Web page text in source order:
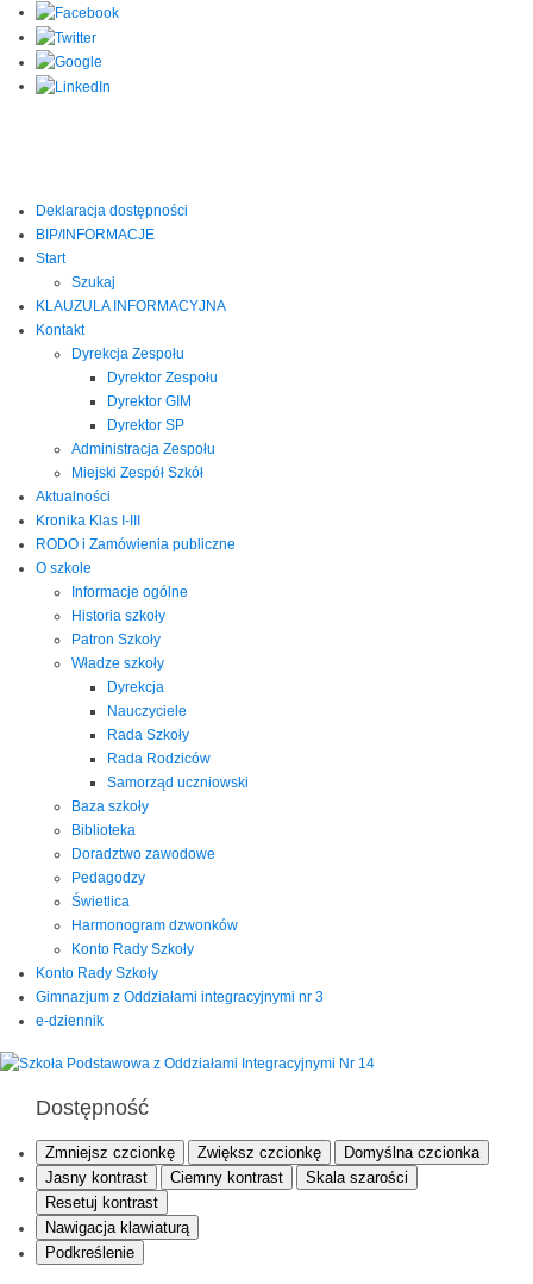
Deklaracja dostępności
BIP/INFORMACJE
Start
Szukaj
KLAUZULA INFORMACYJNA
Kontakt
Dyrekcja Zespołu
Dyrektor Zespołu
Dyrektor GIM
Dyrektor SP
Administracja Zespołu
Miejski Zespół Szkół
Aktualności
Kronika Klas I-III
RODO i Zamówienia publiczne
O szkole
Informacje ogólne
Historia szkoły
Patron Szkoły
Władze szkoły
Dyrekcja
Nauczyciele
Rada Szkoły
Rada Rodziców
Samorząd uczniowski
Baza szkoły
Biblioteka
Doradztwo zawodowe
Pedagodzy
Świetlica
Harmonogram dzwonków
Konto Rady Szkoły
Konto Rady Szkoły
Gimnazjum z Oddziałami integracyjnymi nr 3
e-dziennik
Dostępność
Zmniejsz czcionkę Zwiększ czcionkę
Domyślna czcionka
Jasny kontrast
Ciemny kontrast
Skala szarości
Resetuj kontrast
Nawigacja klawiaturą
Podkreślenie